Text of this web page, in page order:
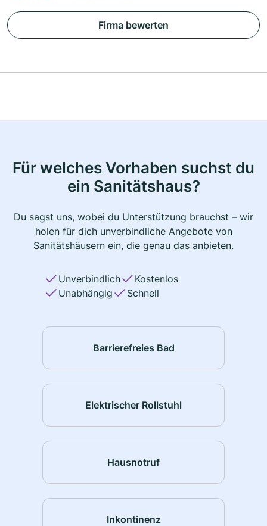
Firma bewerten
Für welches Vorhaben suchst du
ein Sanitätshaus?
Du sagst uns, wobei du Unterstützung brauchst – wir
holen für dich unverbindliche Angebote von
Sanitätshäusern ein, die genau das anbieten.
Unverbindlich
Kostenlos
Unabhängig
Schnell
Barrierefreies Bad
Elektrischer Rollstuhl
Hausnotruf
Inkontinenz